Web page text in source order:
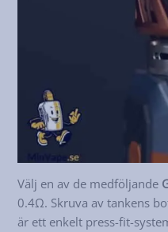
Välj en av de medföljande
0.4Ω. Skruva av tankens
är ett enkelt press-fit-